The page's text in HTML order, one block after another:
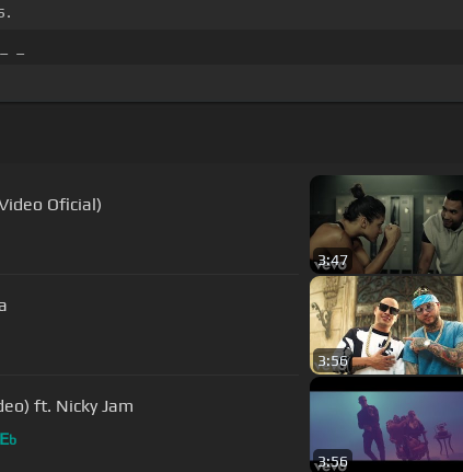
Oficial)
3:47
3:56
ft. Nicky Jam
Eb
3:56